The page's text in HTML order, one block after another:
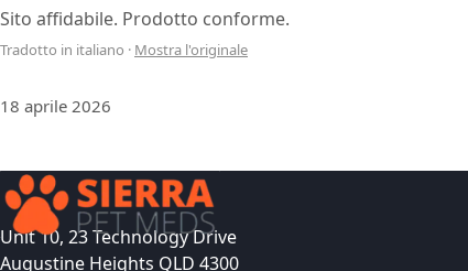
Sito affidabile. Prodotto conforme.
Tradotto in italiano · Mostra l'originale
18 aprile 2026
Unit 10, 23 Technology Drive
Augustine Heights QLD 4300